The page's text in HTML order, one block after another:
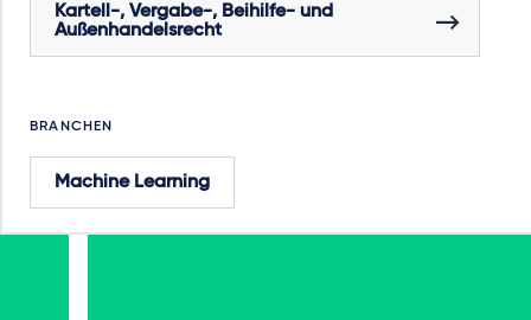
Kartell-, Vergabe-, Beihilfe- und
Außenhandelsrecht
BRANCHEN
Machine Learning